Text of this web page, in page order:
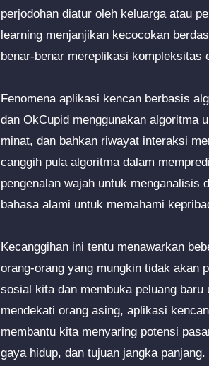
perjodohan diatur oleh keluarga atau
learning menjanjikan kecocokan
benar-benar mereplikasi kompleksitas
Fenomena aplikasi kencan berbasis
dan OkCupid menggunakan algoritma
minat, dan bahkan riwayat interaksi
canggih pula algoritma dalam
pengenalan wajah untuk
bahasa alami untuk memahami
Kecanggihan ini tentu menawarkan
orang-orang yang mungkin tidak akan
sosial kita dan membuka peluang
mendekati orang asing, aplikasi
membantu kita menyaring potensi
gaya hidup, dan tujuan jangka panjang.